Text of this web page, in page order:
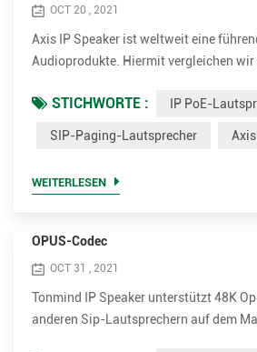
OCT 20 , 2021
Axis IP Speaker ist weltweit eine
Audioprodukte. Hiermit vergleichen wir
Vorteile von Tonmind IP PoE-
Sie viel mehr Codecs für eine bessere
15W und 30W optional...
STICHWORTE : IP PoE-
SIP-Paging-Lautsprecher
WEITERLESEN
OPUS-Codec
OCT 31 , 2021
Tonmind IP Speaker unterstützt 48K
anderen Sip-Lautsprechern auf dem